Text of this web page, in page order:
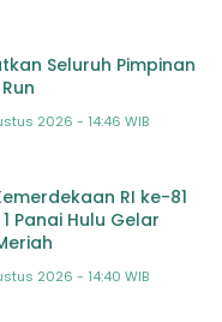
Seluruh Pimpinan
2026 - 14:46 WIB
RI ke-81
Panai Hulu Gelar
2026 - 14:40 WIB